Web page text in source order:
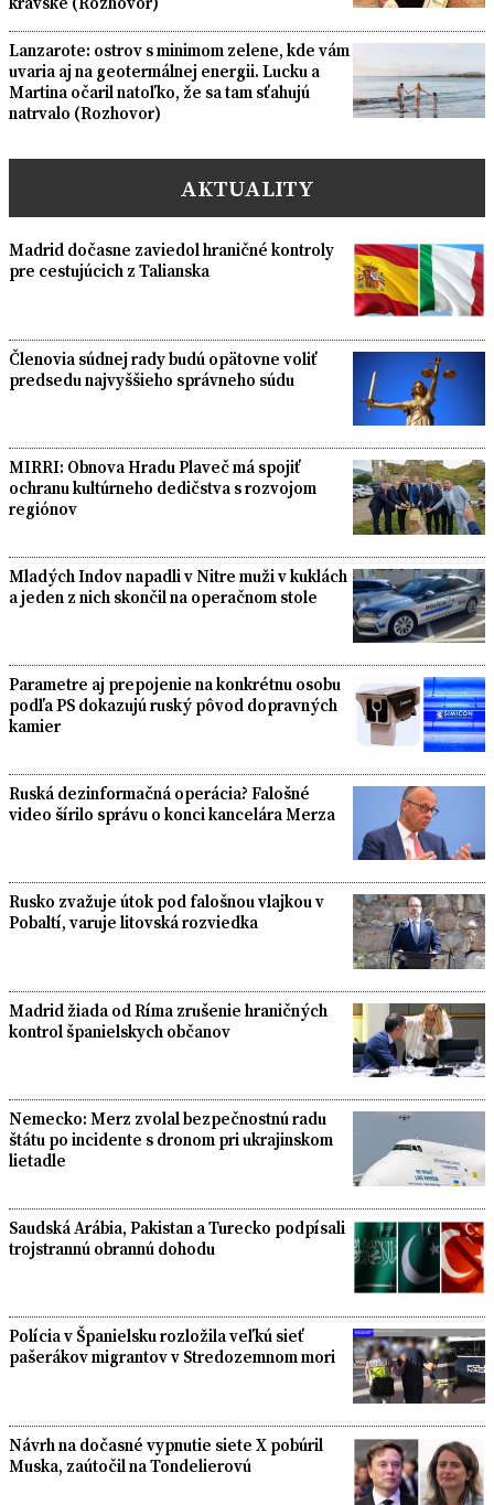
Lanzarote: ostrov s minimom zelene, kde vám
uvaria aj na geotermálnej energii. Lucku a
Martina očaril natoľko, že sa tam sťahujú
natrvalo (Rozhovor)
AKTUALITY
Madrid dočasne zaviedol hraničné kontroly
pre cestujúcich z Talianska
Členovia súdnej rady budú opätovne voliť
predsedu najvyššieho správneho súdu
MIRRI: Obnova Hradu Plaveč má spojiť
ochranu kultúrneho dedičstva s rozvojom
regiónov
Mladých Indov napadli v Nitre muži v kuklách
a jeden z nich skončil na operačnom stole
Parametre aj prepojenie na konkrétnu osobu
podľa PS dokazujú ruský pôvod dopravných
kamier
Ruská dezinformačná operácia? Falošné
video šírilo správu o konci kancelára Merza
Rusko zvažuje útok pod falošnou vlajkou v
Pobaltí, varuje litovská rozviedka
Madrid žiada od Ríma zrušenie hraničných
kontrol španielskych občanov
Nemecko: Merz zvolal bezpečnostnú radu
štátu po incidente s dronom pri ukrajinskom
lietadle
Saudská Arábia, Pakistan a Turecko podpísali
trojstrannú obrannú dohodu
Polícia v Španielsku rozložila veľkú sieť
pašerákov migrantov v Stredozemnom mori
Návrh na dočasné vypnutie siete X pobúril
Muska, zaútočil na Tondelierovú